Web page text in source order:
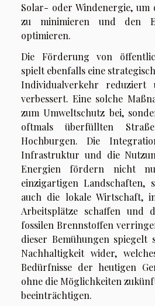
Solar- oder Windenergie, um
zu minimieren und den
optimieren.
Die Förderung von
spielt ebenfalls eine
Individualverkehr
verbessert. Eine solche
zum Umweltschutz bei,
oftmals überfüllten
Hochburgen. Die
Infrastruktur und die
Energien fördern nicht
einzigartigen Landschaften,
auch die lokale Wirtschaft,
Arbeitsplätze schaffen und
fossilen Brennstoffen
dieser Bemühungen spiegelt
Nachhaltigkeit wider,
Bedürfnisse der heutigen
ohne die Möglichkeiten
beeinträchtigen.